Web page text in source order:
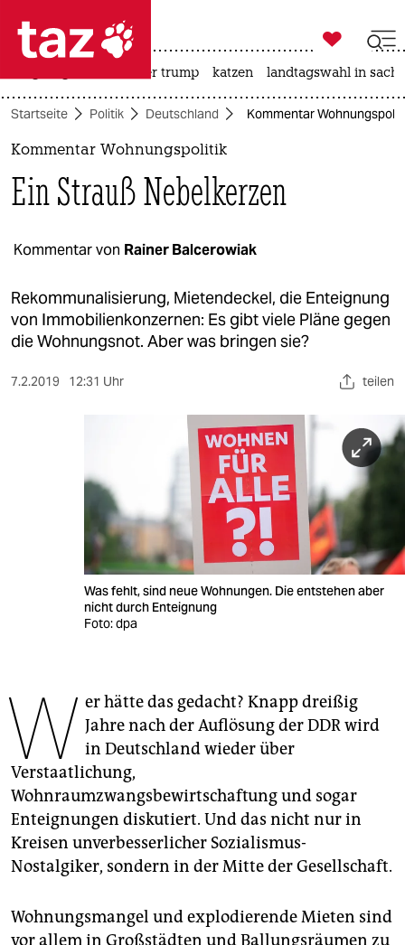
 taz zahl ich
taz zahl ich
politik
öko
gesellschaft
kultur
wahrheit
veranstaltungen
unterstützen
abo
genossenschaft
epaper login

taz zahl ich
usa unter trump katzen landtagswahl in
Startseite Politik Deutschland Kommentar
Kommentar Wohnungspolitik
Ein Strauß Nebelkerzen
Kommentar von Rainer Balcerowiak
Rekommunalisierung, Mietendeckel, die Enteignung
von Immobilienkonzernen: Es gibt viele Pläne gegen
die Wohnungsnot. Aber was bringen sie?
7.2.2019 12:31 Uhr teilen
Was fehlt, sind neue Wohnungen. Die entstehen aber
nicht durch Enteignung
Foto: dpa
W er hätte das gedacht? Knapp dreißig
Jahre nach der Auflösung der DDR wird
in Deutschland wieder über
Verstaatlichung,
Wohnraumzwangsbewirtschaftung und sogar
Enteignungen diskutiert. Und das nicht nur in
Kreisen unverbesserlicher Sozialismus-
Nostalgiker, sondern in der Mitte der Gesellschaft.
Wohnungsmangel und explodierende Mieten sind
vor allem in Großstädten und Ballungsräumen zu